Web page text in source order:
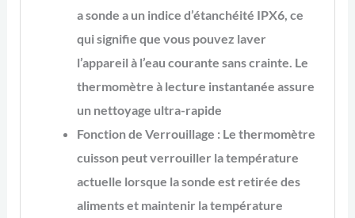
a sonde a un indice d’étanchéité IPX6, ce
qui signifie que vous pouvez laver
l’appareil à l’eau courante sans crainte. Le
thermomètre à lecture instantanée assure
un nettoyage ultra-rapide
Fonction de Verrouillage : Le thermomètre
cuisson peut verrouiller la température
actuelle lorsque la sonde est retirée des
aliments et maintenir la température